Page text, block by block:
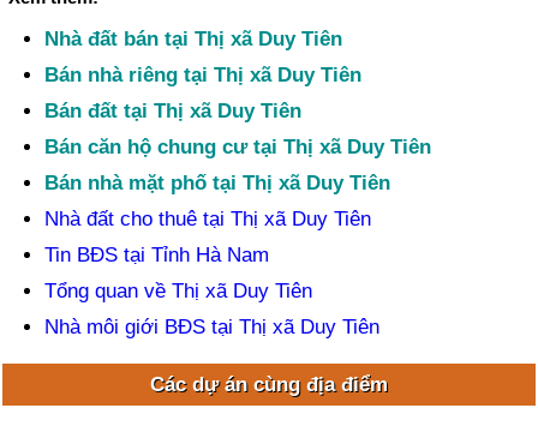
Nhà đất bán tại Thị xã Duy Tiên
Bán nhà riêng tại Thị xã Duy Tiên
Bán đất tại Thị xã Duy Tiên
Bán căn hộ chung cư tại Thị xã Duy Tiên
Bán nhà mặt phố tại Thị xã Duy Tiên
Nhà đất cho thuê tại Thị xã Duy Tiên
Tin BĐS tại Tỉnh Hà Nam
Tổng quan về Thị xã Duy Tiên
Nhà môi giới BĐS tại Thị xã Duy Tiên
Các dự án cùng địa điểm